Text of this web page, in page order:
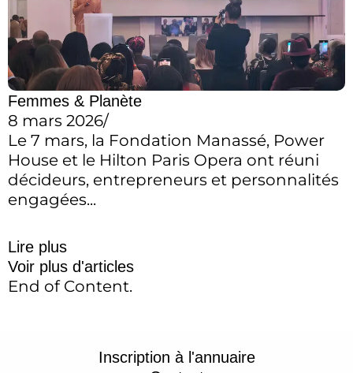
Femmes & Planète
8 mars 2026/
Le 7 mars, la Fondation Manassé, Power
House et le Hilton Paris Opera ont réuni
décideurs, entrepreneurs et personnalités
engagées...
Lire plus
Voir plus d'articles
End of Content.
Inscription à l'annuaire